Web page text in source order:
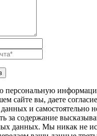
персональную
сайте вы, даете
и самостоятельно
за содержание
данных. Мы никак не